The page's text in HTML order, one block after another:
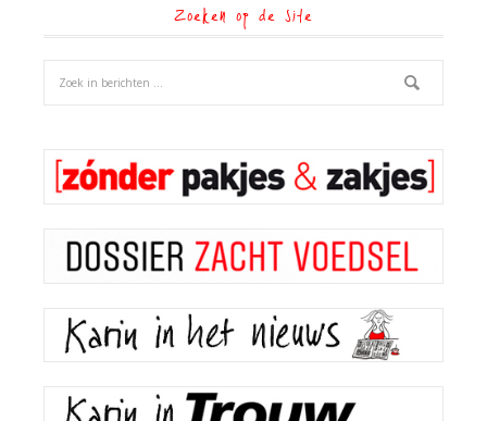
Zoeken op de site